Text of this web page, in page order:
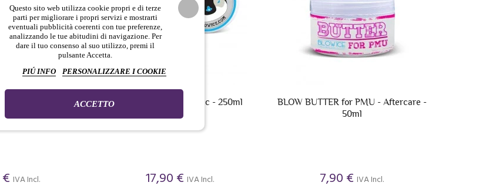
Classic - 50ml
IVA Incl.
BLOW BUTTER Classic - 250ml
17,90 € IVA Incl.
BLOW BUTTER for PMU - Aftercare -
50ml
7,90 € IVA Incl.
Questo sito web utilizza cookie propri e di terze
parti per migliorare i propri servizi e mostrarti
eventuali pubblicità coerenti con tue preferenze,
analizzando le tue abitudini di navigazione. Per
dare il tuo consenso al suo utilizzo, premi il
pulsante Accetta.
PIÚ INFO
PERSONALIZZARE I COOKIE
ACCETTO